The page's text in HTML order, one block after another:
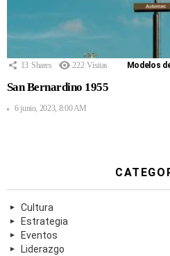
13 Shares 222 Visitas Modelos
San Bernardino 1955
6 junio, 2023, 8:00 AM
Cultura
Estrategia
Eventos
Liderazgo